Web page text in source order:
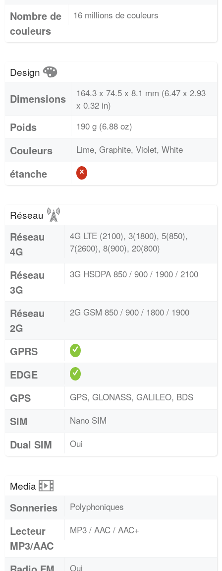
Nombre de
couleurs
16 millions de couleurs
Design
Dimensions
164.3 x 74.5 x 8.1 mm (6.47 x 2.93
x 0.32 in)
Poids 190 g (6.88 oz)
Couleurs Lime, Graphite, Violet, White
étanche
Réseau
Réseau
4G
4G LTE (2100), 3(1800), 5(850),
7(2600), 8(900), 20(800)
Réseau
3G
3G HSDPA 850 / 900 / 1900 / 2100
Réseau
2G
2G GSM 850 / 900 / 1800 / 1900
GPRS
EDGE
GPS
GPS, GLONASS, GALILEO, BDS
SIM Nano SIM
Dual SIM Oui
Media
Sonneries Polyphoniques
Lecteur
MP3/AAC
MP3 / AAC / AAC+
Oui